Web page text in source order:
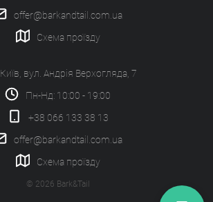
offer@barkandtail.com.ua
Схема проїзду
Київ, вул. Андрія Верхогляда, 7
Пн-Нд: 10:00 - 19:00
+38 066 133 38 13
offer@barkandtail.com.ua
Схема проїзду
© 2026 Bark&Tail